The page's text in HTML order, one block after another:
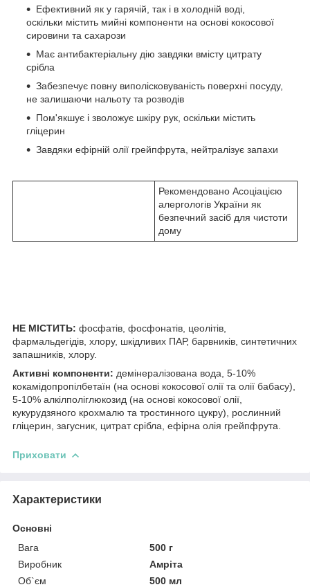
Ефективний як у гарячій, так і в холодній воді,
оскільки містить мийні компоненти на основі кокосової
сировини та сахарози
Має антибактеріальну дію завдяки вмісту цитрату
срібла
Забезпечує повну виполісковуваність поверхні посуду,
не залишаючи нальоту та розводів
Пом'якшує і зволожує шкіру рук, оскільки містить
гліцерин
Завдяки ефірній олії грейпфрута, нейтралізує запахи
Рекомендовано Асоціацією
алергологів України як
безпечний засіб для чистоти
дому
НЕ МІСТИТЬ: фосфатів, фосфонатів, цеолітів,
фармальдегідів, хлору, шкідливих ПАР, барвників, синтетичних
запашників, хлору.
Активні компоненти: демінералізована вода, 5-10%
кокамідопропілбетаїн (на основі кокосової олії та олії бабасу),
5-10% алкілполіглюкозид (на основі кокосової олії,
кукурудзяного крохмалю та тростинного цукру), рослинний
гліцерин, загусник, цитрат срібла, ефірна олія грейпфрута.
Приховати
Характеристики
Основні
Вага
500 г
Виробник
Амріта
Об`єм
500 мл